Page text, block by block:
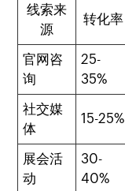
线索来
源
转化率
官网咨
询
25-
35%
社交媒
体
15-25%
展会活
动
30-
40%